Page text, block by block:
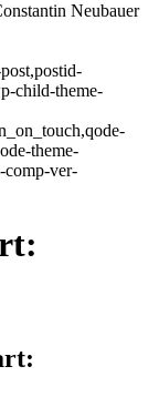
Neubauer
child-theme-
theme-
comp-ver-